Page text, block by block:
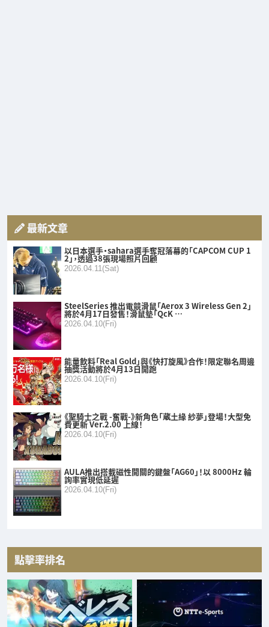
最新文章
以日本選手・sahara選手奪冠落幕的「CAPCOM CUP 1
2」，透過38張現場照片回顧
2026.04.11(Sat)
SteelSeries 推出電競滑鼠「Aerox 3 Wireless Gen 2」
將於4月17日發售！滑鼠墊「QcK …
2026.04.10(Fri)
能量飲料「Real Gold」與《快打旋風》合作！限定聯名周邊
抽獎活動將於4月13日開跑
2026.04.10(Fri)
《聖騎士之戰 -奮戰-》新角色「蔵土緣 紗夢」登場！大型免
費更新 Ver.2.00 上線！
2026.04.10(Fri)
AULA推出搭載磁性開關的鍵盤「AG60」！以 8000Hz 輪
詢率實現低延遲
2026.04.10(Fri)
點擊率排名